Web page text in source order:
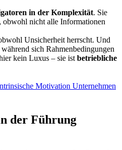
in der Komplexität. Sie
obwohl nicht alle Informationen
Unsicherheit herrscht. Und
sich Rahmenbedingungen
kein Luxus – sie ist betriebliche
Motivation Unternehmen
der Führung